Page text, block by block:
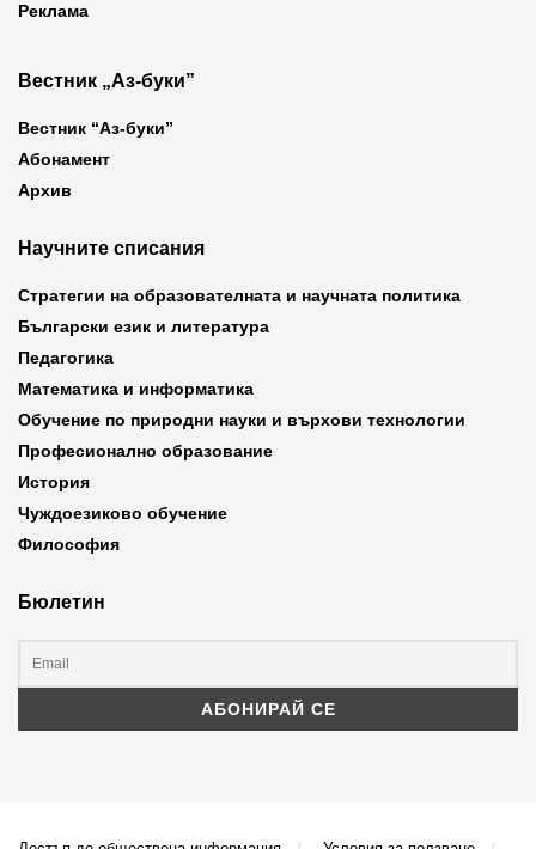
Реклама
Вестник „Аз-буки”
Вестник “Аз-буки”
Абонамент
Архив
Научните списания
Стратегии на образователната и научната политика
Български език и литература
Педагогика
Математика и информатика
Обучение по природни науки и върхови технологии
Професионално образование
История
Чуждоезиково обучение
Философия
Бюлетин